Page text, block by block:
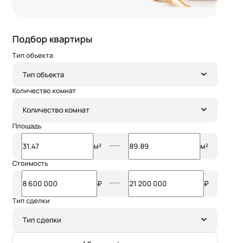
Подбор квартиры
Тип объекта
Тип объекта
Количество комнат
Количество комнат
Площадь
м² м²
Стоимость
₽ ₽
Тип сделки
Тип сделки